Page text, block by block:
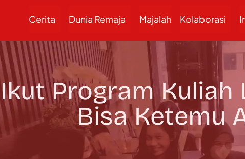
Cerita Dunia Remaja Majalah Kolaborasi
Ikut Program Kuliah
Bisa Ketemu